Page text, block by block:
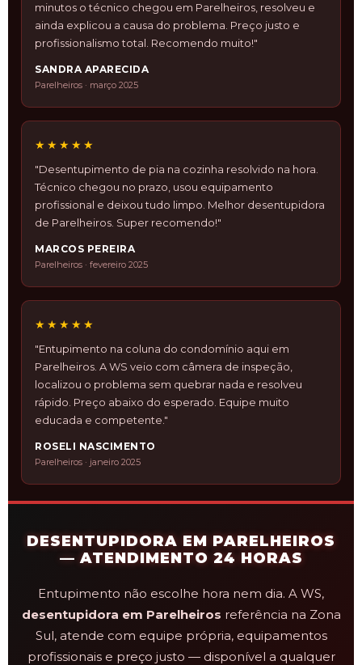
minutos o técnico chegou em Parelheiros, resolveu e
ainda explicou a causa do problema. Preço justo e
profissionalismo total. Recomendo muito!"
SANDRA APARECIDA
Parelheiros · março 2025
★★★★★
"Desentupimento de pia na cozinha resolvido na hora.
Técnico chegou no prazo, usou equipamento
profissional e deixou tudo limpo. Melhor desentupidora
de Parelheiros. Super recomendo!"
MARCOS PEREIRA
Parelheiros · fevereiro 2025
★★★★★
"Entupimento na coluna do condomínio aqui em
Parelheiros. A WS veio com câmera de inspeção,
localizou o problema sem quebrar nada e resolveu
rápido. Preço abaixo do esperado. Equipe muito
educada e competente."
ROSELI NASCIMENTO
Parelheiros · janeiro 2025
DESENTUPIDORA EM PARELHEIROS
— ATENDIMENTO 24 HORAS
Entupimento não escolhe hora nem dia. A WS,
desentupidora em Parelheiros referência na Zona
Sul, atende com equipe própria, equipamentos
profissionais e preço justo — disponível a qualquer